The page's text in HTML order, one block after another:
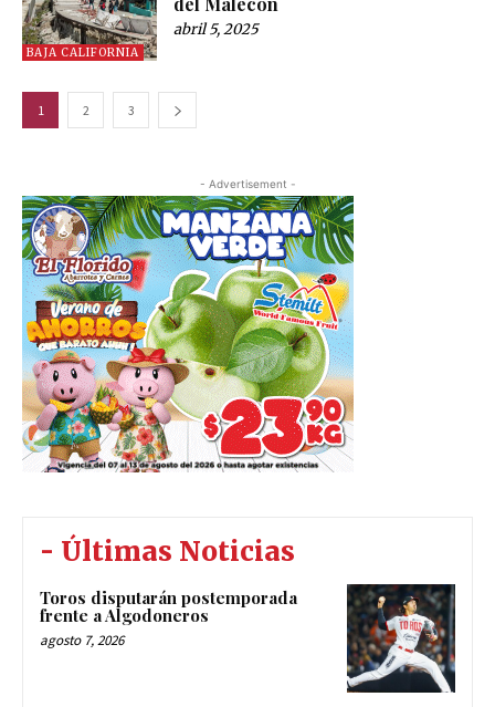
BAJA CALIFORNIA
abril 5, 2025
1 2 3
- Advertisement -
- Últimas Noticias
Toros disputarán postemporada
frente a Algodoneros
agosto 7, 2026